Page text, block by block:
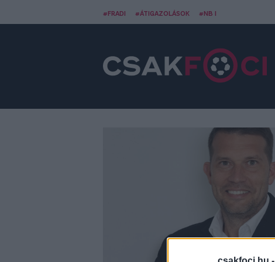
#FRADI #ÁTIGAZOLÁSOK #NB I